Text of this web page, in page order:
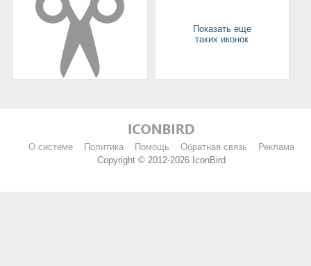
Показать еще
таких иконок
О системе Политика Помощь Обратная связь
Реклама
Copyright © 2012-2026 IconBird